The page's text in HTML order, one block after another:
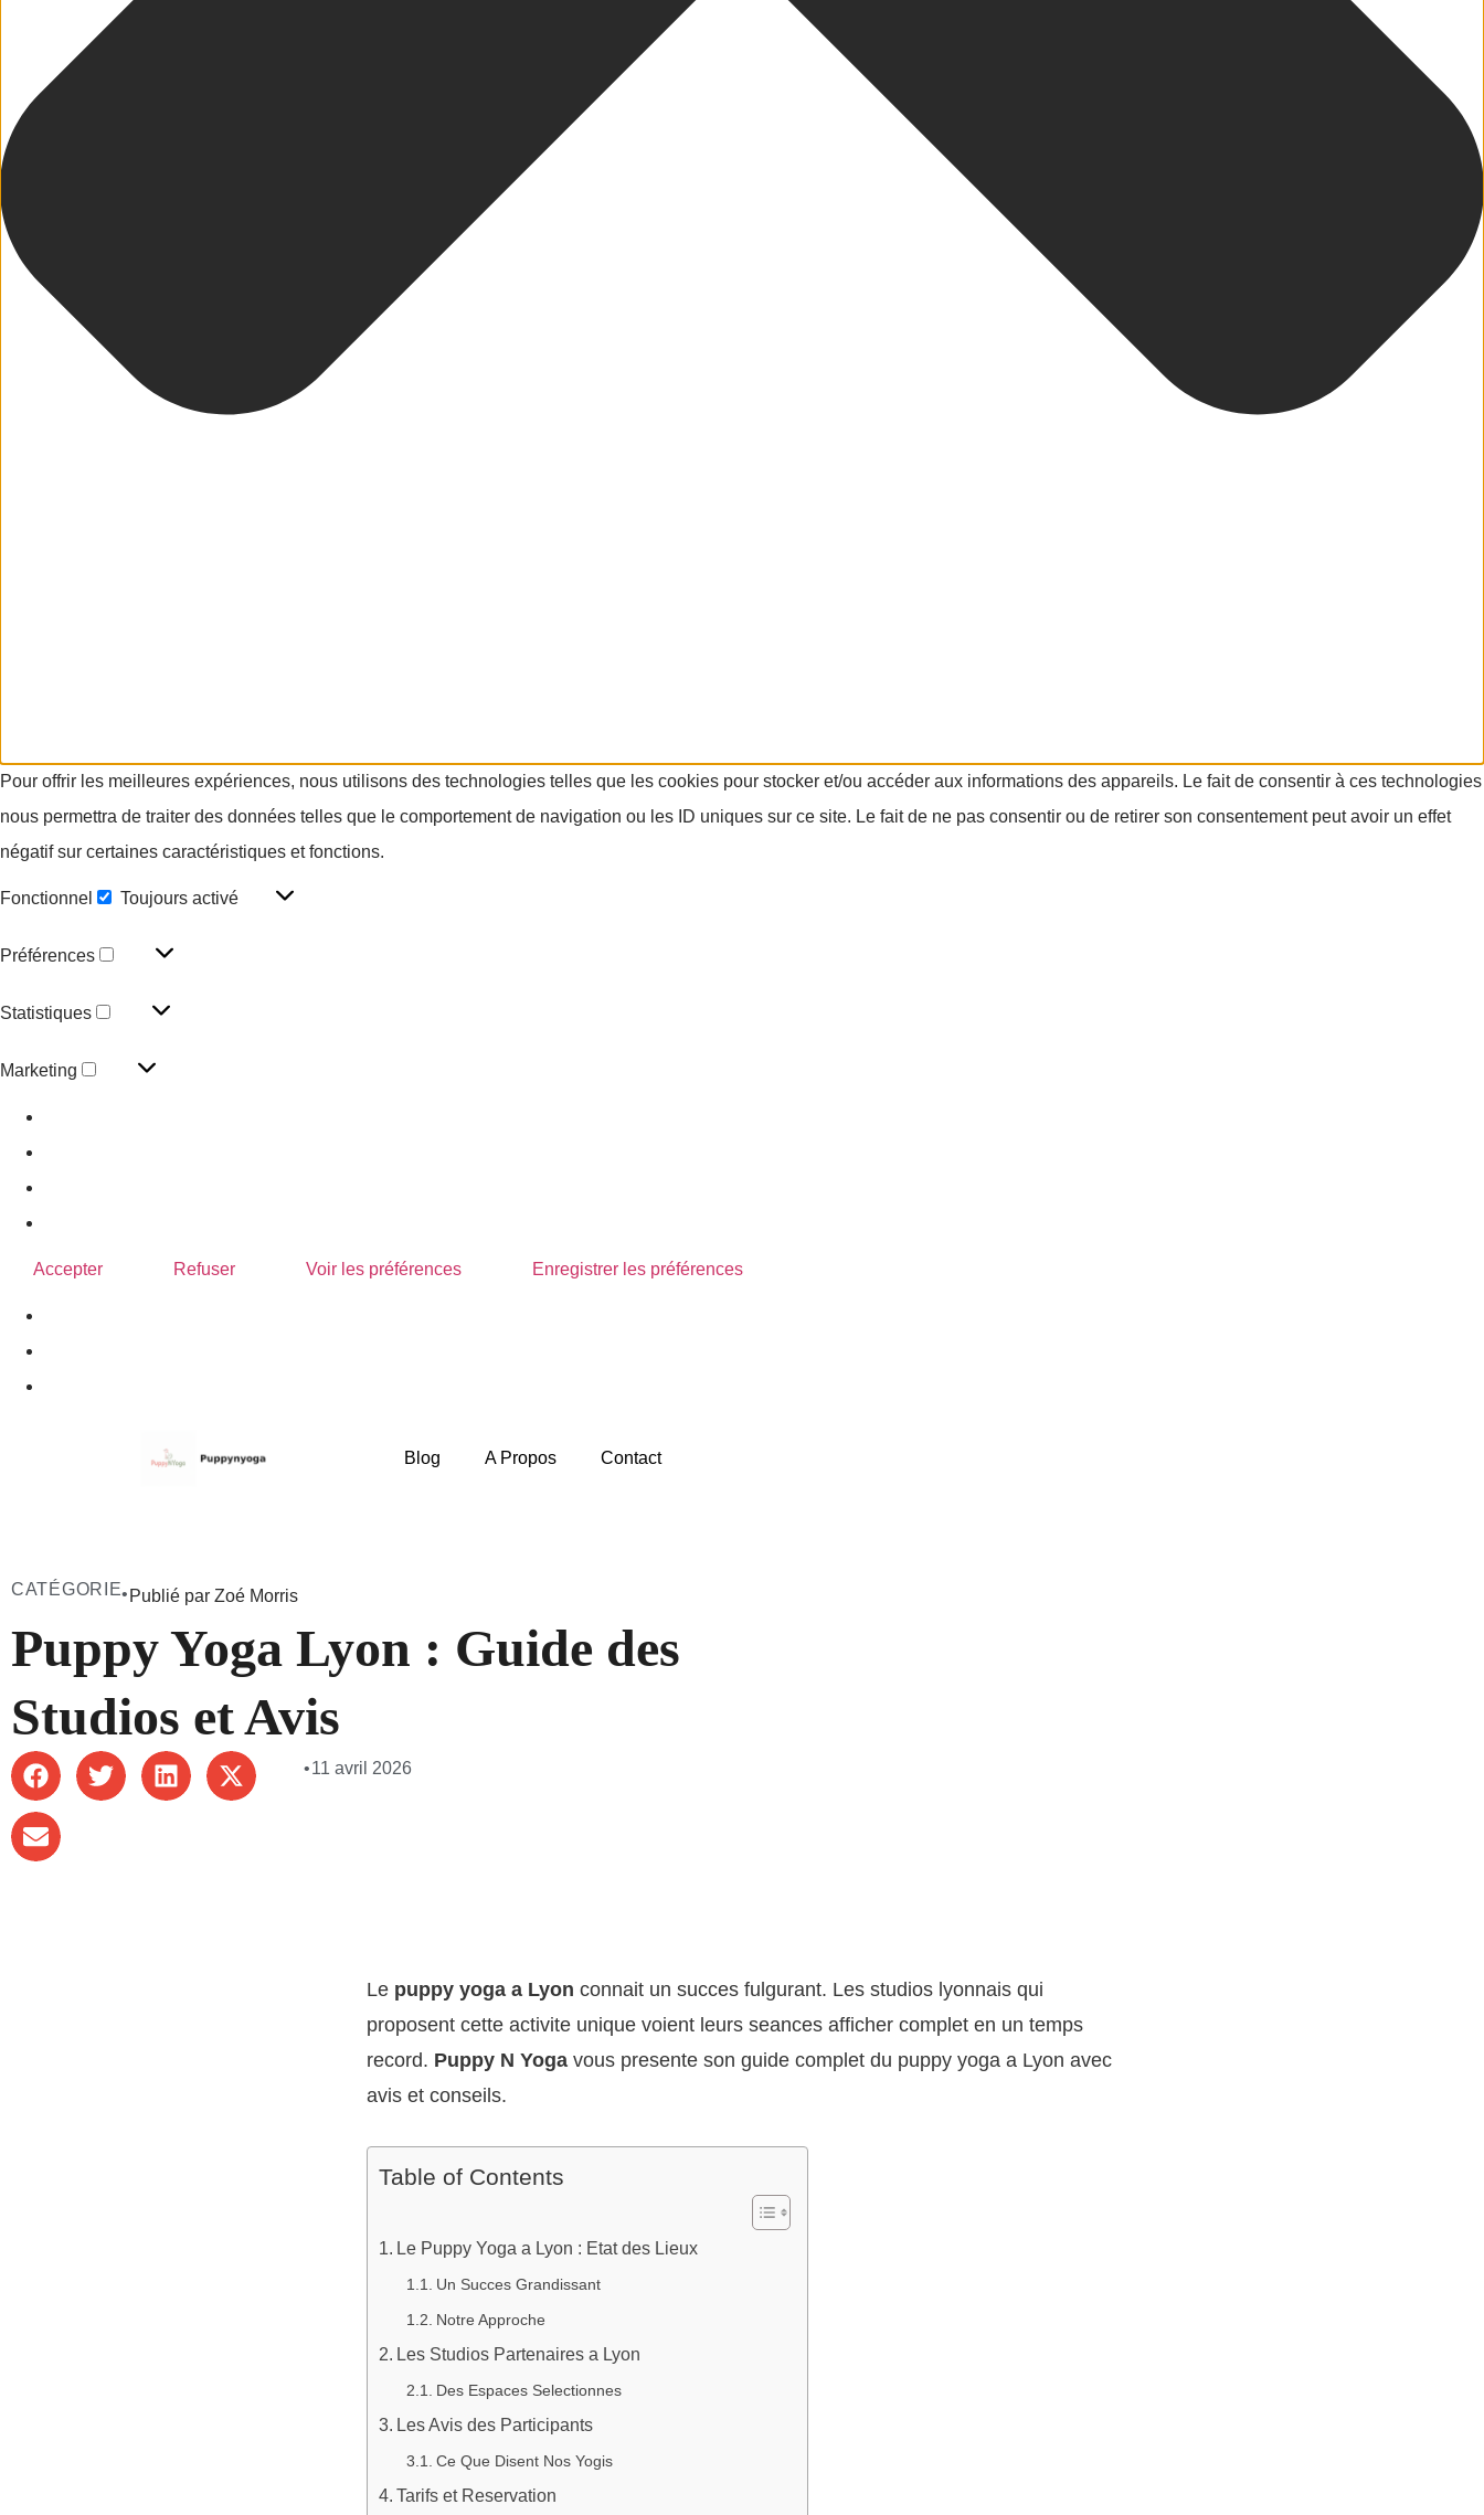
Pour offrir les meilleures expériences, nous utilisons des technologies telles que les cookies pour stocker et/ou accéder aux informations des appareils. Le fait de consentir à ces technologies
nous permettra de traiter des données telles que le comportement de navigation ou les ID uniques sur ce site. Le fait de ne pas consentir ou de retirer son consentement peut avoir un effet
négatif sur certaines caractéristiques et fonctions.
Fonctionnel Toujours activé
Préférences
Statistiques
Marketing
Accepter Refuser Voir les préférences Enregistrer les préférences
Blog A Propos Contact
CATÉGORIE• Publié par Zoé Morris
Puppy Yoga Lyon : Guide des
Studios et Avis
•11 avril 2026
Le puppy yoga a Lyon connait un succes fulgurant. Les studios lyonnais qui
proposent cette activite unique voient leurs seances afficher complet en un temps
record. Puppy N Yoga vous presente son guide complet du puppy yoga a Lyon avec
avis et conseils.
Table of Contents
Le Puppy Yoga a Lyon : Etat des Lieux
Un Succes Grandissant
Notre Approche
Les Studios Partenaires a Lyon
Des Espaces Selectionnes
Les Avis des Participants
Ce Que Disent Nos Yogis
Tarifs et Reservation